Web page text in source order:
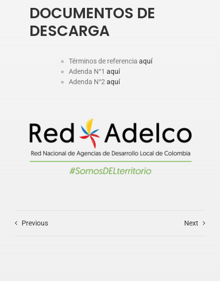
DOCUMENTOS DE
DESCARGA
Términos de referencia aquí
Adenda N°1 aquí
Adenda N°2 aquí
Previous Next